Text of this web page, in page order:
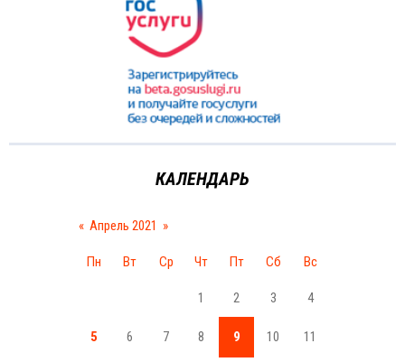
КАЛЕНДАРЬ
« Апрель 2021 »
Пн Вт Ср Чт Пт Сб Вс
1 2 3 4
5 6 7 8 9 10 11